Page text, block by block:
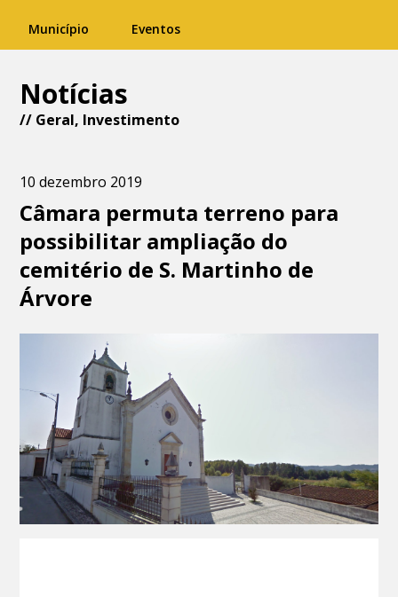
Município Eventos
Notícias
// Geral, Investimento
10 dezembro 2019
Câmara permuta terreno para
possibilitar ampliação do
cemitério de S. Martinho de
Árvore